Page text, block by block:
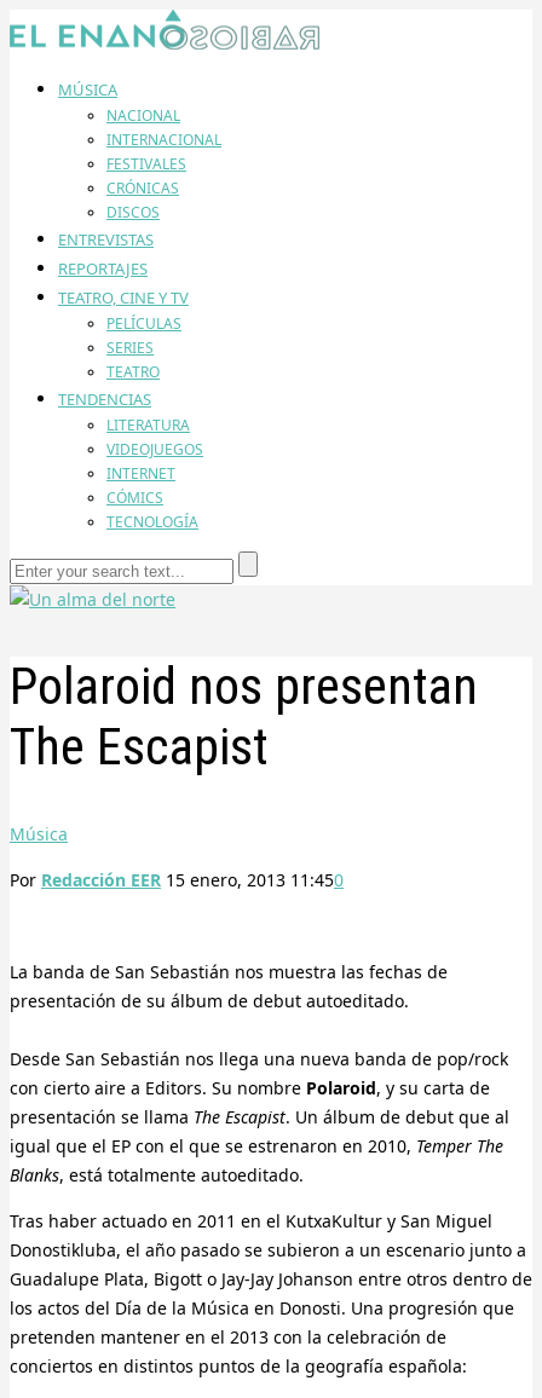
MÚSICA
NACIONAL
INTERNACIONAL
FESTIVALES
CRÓNICAS
DISCOS
ENTREVISTAS
REPORTAJES
TEATRO, CINE Y TV
PELÍCULAS
SERIES
TEATRO
TENDENCIAS
LITERATURA
VIDEOJUEGOS
INTERNET
CÓMICS
TECNOLOGÍA
Polaroid nos presentan
The Escapist
Música
Por Redacción EER 15 enero, 2013 11:450
La banda de San Sebastián nos muestra las fechas de
presentación de su álbum de debut autoeditado.
Desde San Sebastián nos llega una nueva banda de pop/rock
con cierto aire a Editors. Su nombre Polaroid, y su carta de
presentación se llama The Escapist. Un álbum de debut que al
igual que el EP con el que se estrenaron en 2010, Temper The
Blanks, está totalmente autoeditado.
Tras haber actuado en 2011 en el KutxaKultur y San Miguel
Donostikluba, el año pasado se subieron a un escenario junto a
Guadalupe Plata, Bigott o Jay-Jay Johanson entre otros dentro de
los actos del Día de la Música en Donosti. Una progresión que
pretenden mantener en el 2013 con la celebración de
conciertos en distintos puntos de la geografía española: